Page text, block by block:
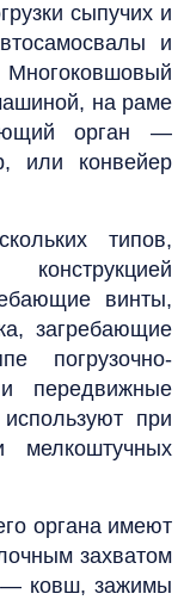
сыпучих и
и
Многоковшовый
на раме
орган —
или конвейер
типов,
винты,
загребающие
погрузочно-
передвижные
при
мелкоштучных
органа имеют
захватом
— ковш, зажимы